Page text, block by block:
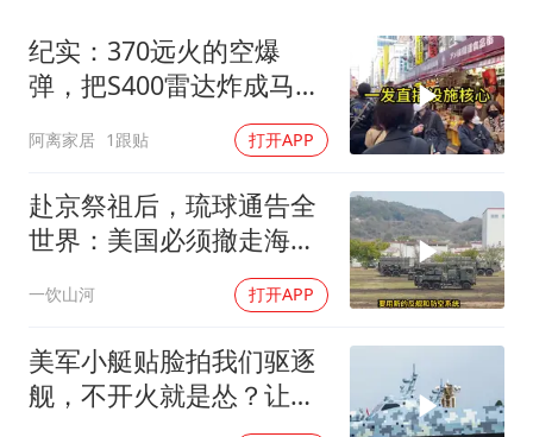
南太行山失联女孩最后信号不在山林
李亚鹏向地铁吐血女孩捐99999元
余承东口误将24999元电脑报成2499
总书记关心百姓身边这些民生大事
纪实：370远火的空爆
弹，把S400雷达炸成马蜂
窝，靶标惨状让台军急眼
了
阿离家居 1跟贴 打开APP
赴京祭祖后，琉球通告全
世界：美国必须撤走海马
一饮山河 打开APP
美军小艇贴脸拍我们驱逐
舰，不开火就是怂？让印